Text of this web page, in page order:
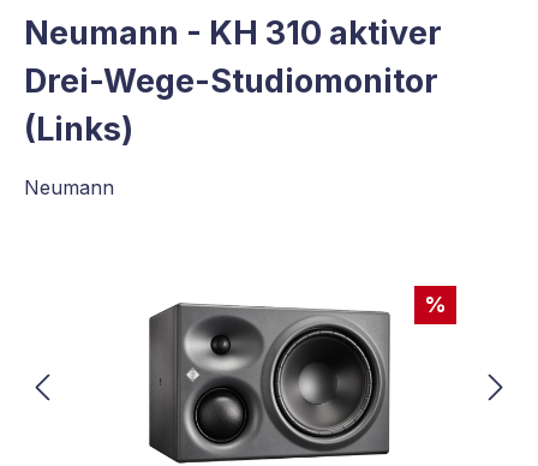
Neumann - KH 310 aktiver
Drei-Wege-Studiomonitor
(Links)
Neumann
%